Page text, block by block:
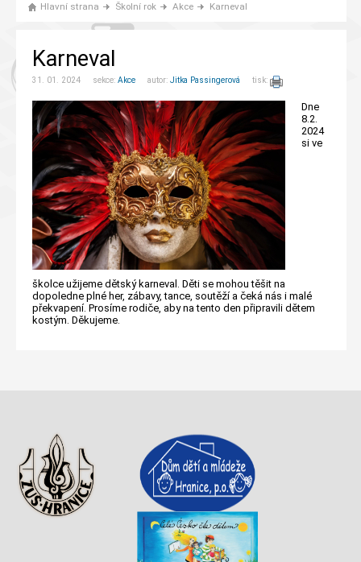
Hlavní strana Školní rok Akce Karneval
Karneval
31. 01. 2024 sekce: Akce autor: Jitka Passingerová tisk:
Dne
8.2.
2024
si ve
školce užijeme dětský karneval. Děti se mohou těšit na
dopoledne plné her, zábavy, tance, soutěží a čeká nás i malé
překvapení. Prosíme rodiče, aby na tento den připravili dětem
kostým. Děkujeme.